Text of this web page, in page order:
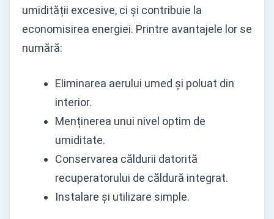
umidității excesive, ci și contribuie la
economisirea energiei. Printre avantajele lor se
numără:
Eliminarea aerului umed și poluat din
interior.
Menținerea unui nivel optim de
umiditate.
Conservarea căldurii datorită
recuperatorului de căldură integrat.
Instalare și utilizare simple.